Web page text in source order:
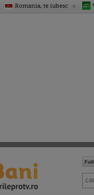
Romania, te iubesc